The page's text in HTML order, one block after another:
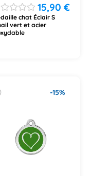
15,90€
chat Éclair S
vert et acier
-15%